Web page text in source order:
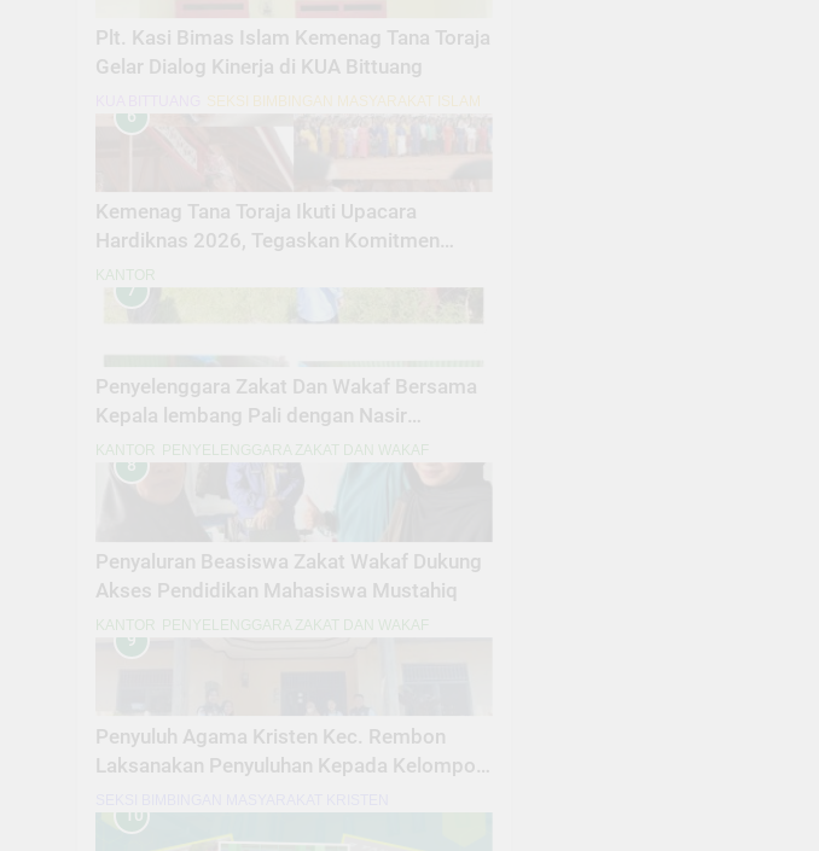
Plt. Kasi Bimas Islam Kemenag Tana Toraja
Gelar Dialog Kinerja di KUA Bittuang
SEKSI BIMBINGAN MASYARAKAT ISLAM
6
Kemenag Tana Toraja Ikuti Upacara
Hardiknas 2026, Tegaskan Komitmen
Pendidikan Bermutu untuk Semua
KANTOR
7
Penyelenggara Zakat Dan Wakaf Bersama
Kepala lembang Pali dengan Nasir
MelaksanakanPeninjauan Lokasi Tanah
Wakaf Masjid Amal Bakti Pali Dalam
KANTOR PENYELENGGARA ZAKAT DAN WAKAF
8
Penyaluran Beasiswa Zakat Wakaf Dukung
Akses Pendidikan Mahasiswa Mustahiq
KANTOR PENYELENGGARA ZAKAT DAN WAKAF
9
Penyuluh Agama Kristen Kec. Rembon
Laksanakan Penyuluhan Kepada Kelompok
10